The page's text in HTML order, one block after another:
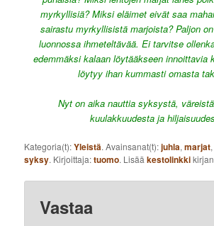
myrkyllisiä? Miksi eläimet eivät saa
sairastu myrkyllisistä marjoista? Paljon
luonnossa ihmeteltävää. Ei tarvitse
edemmäksi kalaan löytääkseen innoittavia
löytyy ihan kummasti omasta
Nyt on aika nauttia syksystä,
kuulakkuudesta ja
Kategoria(t):Yleistä. Avainsanat(t):juhla,marjat
syksy. Kirjoittaja:tuomo. Lisääkestolinkki
Vastaa